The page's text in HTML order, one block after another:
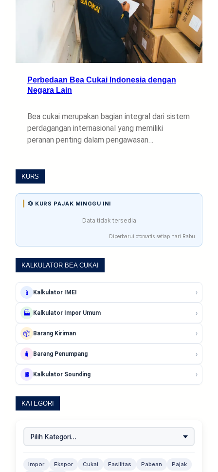
Perbedaan Bea Cukai Indonesia dengan
Negara Lain
Bea cukai merupakan bagian integral dari sistem
perdagangan internasional yang memiliki
peranan penting dalam pengawasan…
KURS
💱 KURS PAJAK MINGGU INI
Data tidak tersedia
Diperbarui otomatis setiap hari Rabu
KALKULATOR BEA CUKAI
📱 Kalkulator IMEI ›
🏭 Kalkulator Impor Umum ›
📦 Barang Kiriman ›
🧳 Barang Penumpang ›
🛢️ Kalkulator Sounding ›
KATEGORI
Impor Ekspor Cukai Fasilitas Pabean
Pajak